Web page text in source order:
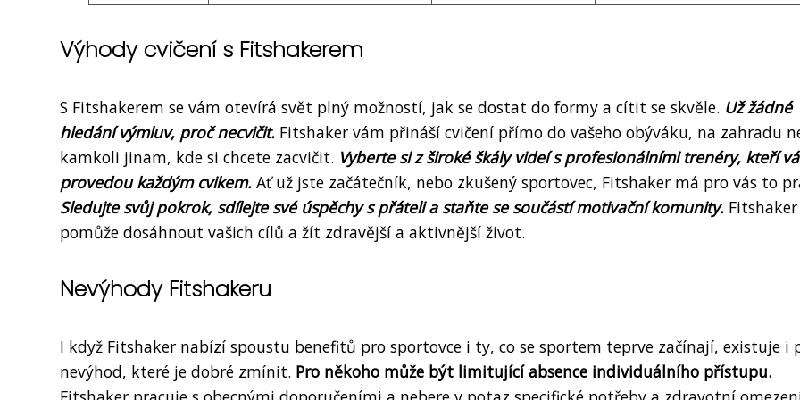
Výhody cvičení s Fitshakerem
S Fitshakerem se vám otevírá svět plný možností, jak se dostat do formy a cítit se skvěle. Už žádné
hledání výmluv, proč necvičit. Fitshaker vám přináší cvičení přímo do vašeho obýváku, na zahradu
kamkoli jinam, kde si chcete zacvičit. Vyberte si z široké škály videí s profesionálními trenéry, kteří
provedou každým cvikem. Ať už jste začátečník, nebo zkušený sportovec, Fitshaker má pro vás to
Sledujte svůj pokrok, sdílejte své úspěchy s přáteli a staňte se součástí motivační komunity.
pomůže dosáhnout vašich cílů a žít zdravější a aktivnější život.
Nevýhody Fitshakeru
I když Fitshaker nabízí spoustu benefitů pro sportovce i ty, co se sportem teprve začínají, existuje i
nevýhod, které je dobré zmínit. Pro někoho může být limitující absence individuálního přístupu.